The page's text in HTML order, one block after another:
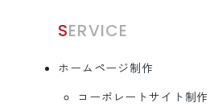
SERVICE
ホームページ制作
コーポレートサイト制作